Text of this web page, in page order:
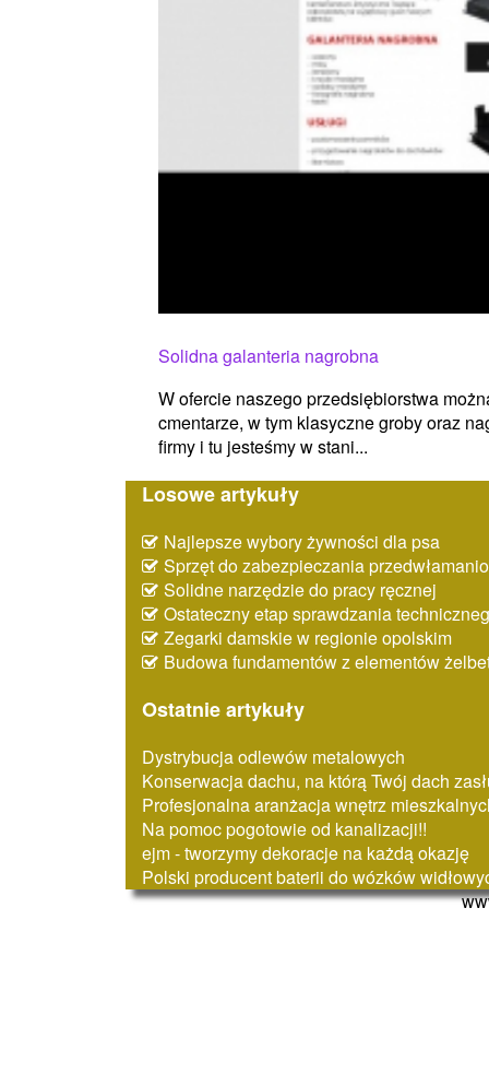
Solidna galanteria nagrobna
W ofercie naszego przedsiębiorstwa
cmentarze, w tym klasyczne groby oraz
firmy i tu jesteśmy w stani...
Losowe artykuły
Najlepsze wybory żywności dla psa
Sprzęt do zabezpieczania
Solidne narzędzie do pracy ręcznej
Ostateczny etap sprawdzania
Zegarki damskie w regionie opolskim
Budowa fundamentów z elementów
Ostatnie artykuły
Dystrybucja odlewów metalowych
Konserwacja dachu, na którą Twój dach
Profesjonalna aranżacja wnętrz
Na pomoc pogotowie od kanalizacji!!
ejm - tworzymy dekoracje na każdą okazję
Polski producent baterii do wózków